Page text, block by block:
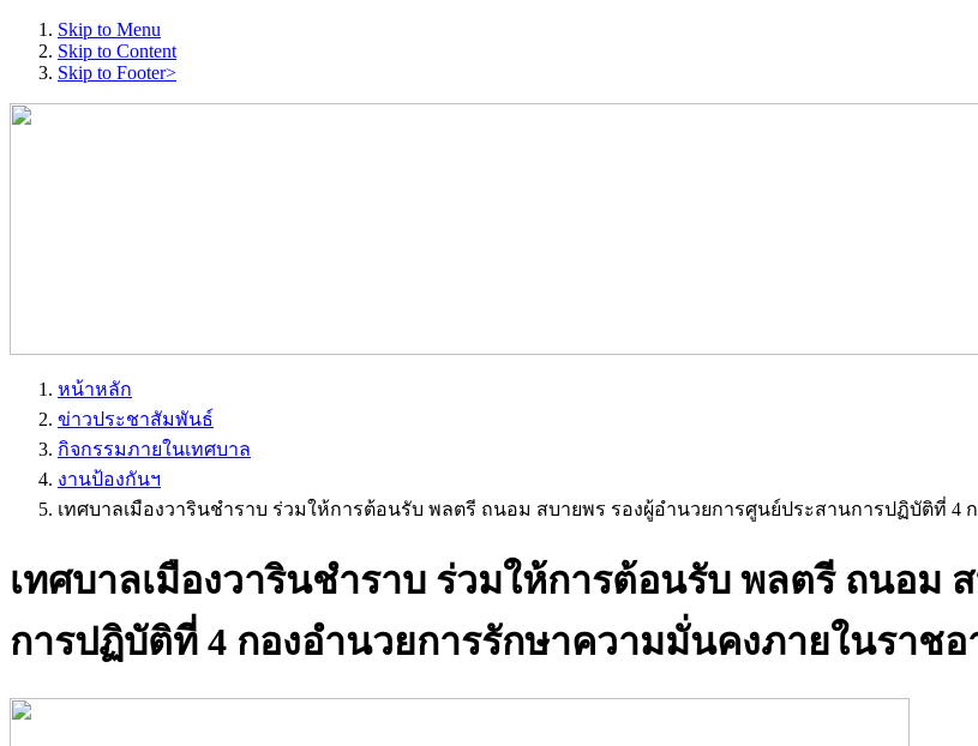
Skip to Menu
Skip to Content
Skip to Footer>
หน้าหลัก
ข่าวประชาสัมพันธ์
กิจกรรมภายในเทศบาล
งานป้องกันฯ
เทศบาลเมืองวารินชำราบ ร่วมให้การต้อนรับ พลตรี ถนอม สบายพร รองผู้อำนวยการศูนย์ประสานการปฏิบัติที่
เทศบาลเมืองวารินชำราบ ร่วมให้การต้อนรับ พลตรี ถนอม
การปฏิบัติที่ 4 กองอำนวยการรักษาความมั่นคงภายในราช